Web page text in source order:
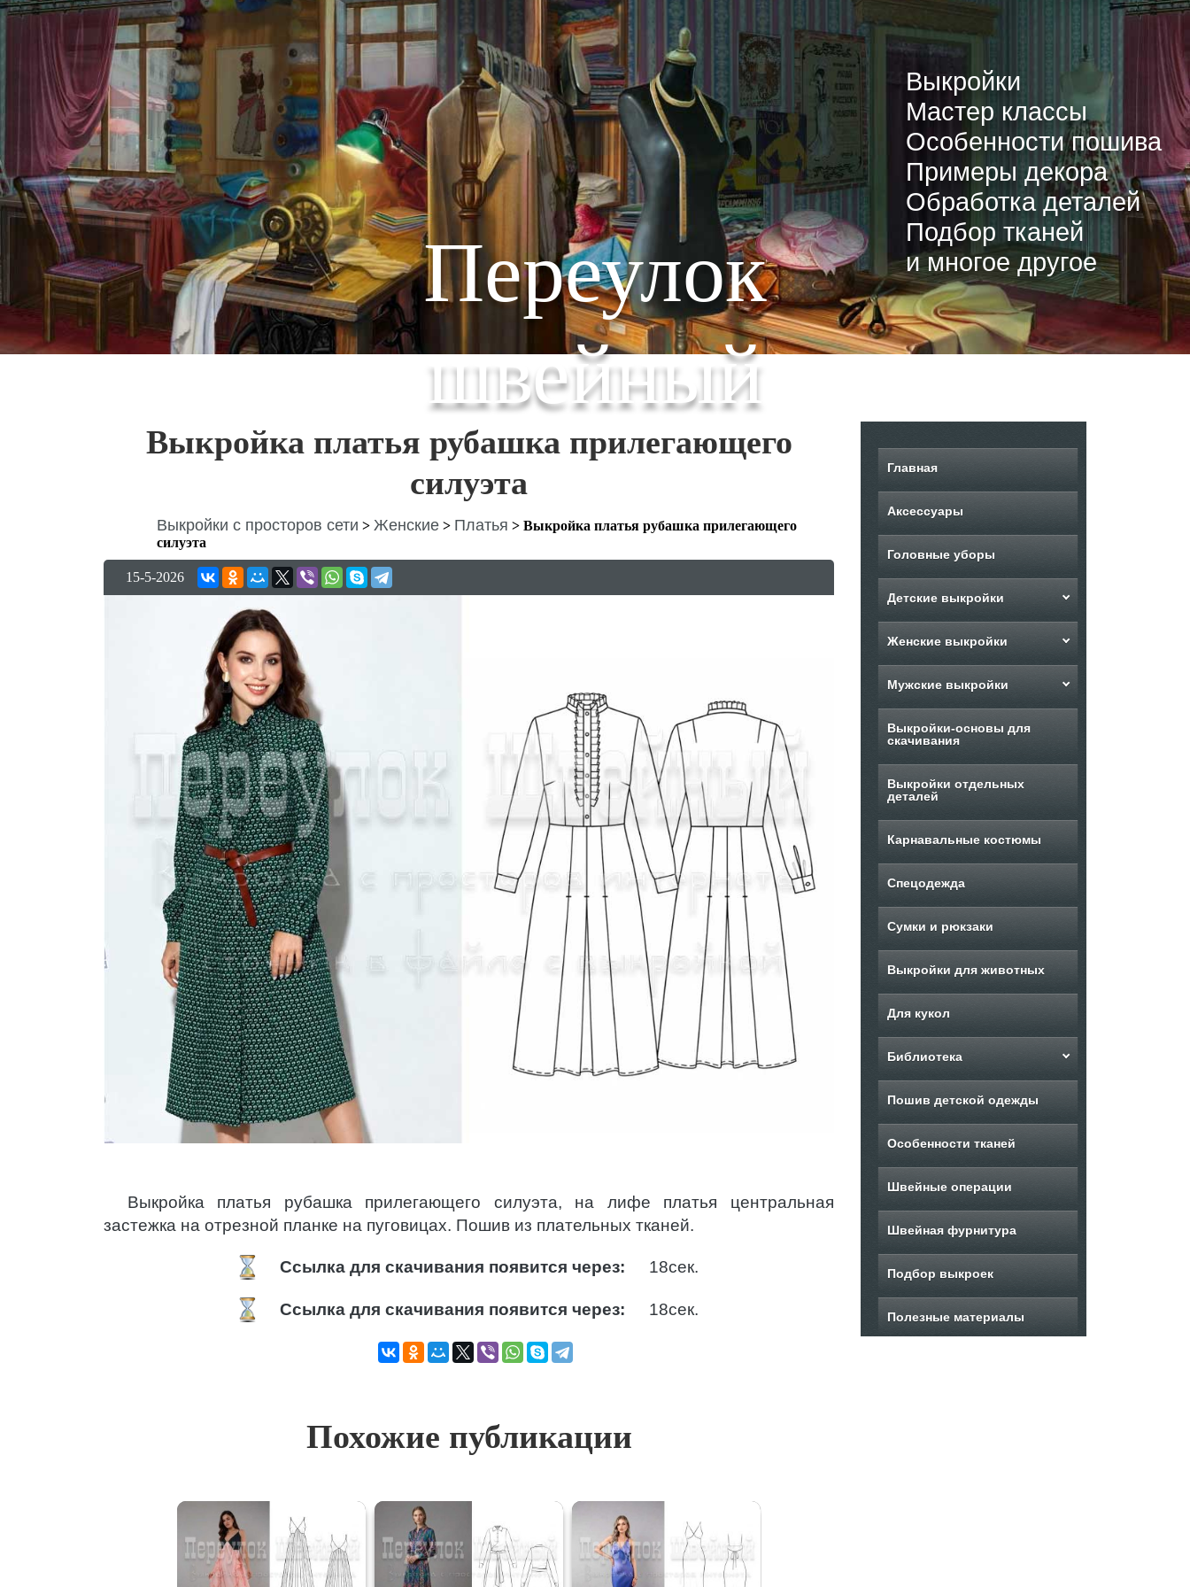
Переулок
швейный
Выкройки
Мастер классы
Особенности пошива
Примеры декора
Обработка деталей
Подбор тканей
и многое другое
Выкройка платья рубашка прилегающего
силуэта
Выкройки с просторов сети > Женские > Платья > Выкройка платья рубашка прилегающего
силуэта
15-5-2026
Выкройка платья рубашка прилегающего силуэта, на лифе платья центральная
застежка на отрезной планке на пуговицах. Пошив из плательных тканей.
Ссылка для скачивания появится через: 17сек.
Ссылка для скачивания появится через: 17сек.
Похожие публикации
Главная
Аксессуары
Головные уборы
Детские выкройки
Женские выкройки
Мужские выкройки
Выкройки-основы для
скачивания
Выкройки отдельных
деталей
Карнавальные костюмы
Спецодежда
Сумки и рюкзаки
Выкройки для животных
Для кукол
Библиотека
Пошив детской одежды
Особенности тканей
Швейные операции
Швейная фурнитура
Подбор выкроек
Полезные материалы